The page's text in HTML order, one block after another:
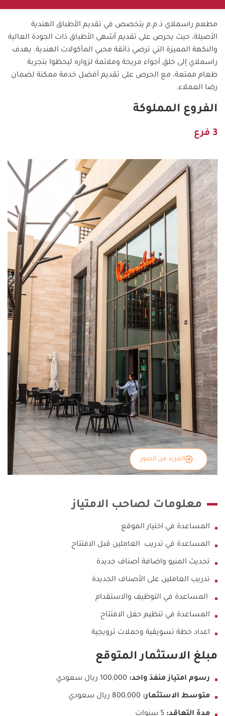
مطعم راسملاي ذ.م.م يتخصص في تقديم الأطباق الهندية
الأصيلة، حيث يحرص على تقديم أشهى الأطباق ذات الجودة العالية
والنكهة المميزة التي ترضي ذائقة محبي المأكولات الهندية. يهدف
راسملاي إلى خلق أجواء مريحة وملائمة لزواره ليحظوا بتجربة
طعام ممتعة، مع الحرص على تقديم أفضل خدمة ممكنة لضمان
رضا العملاء.
الفروع المملوكة
3 فرع
المزيد من الصور
معلومات لصاحب الامتياز
المساعدة في اختيار الموقع
المساعدة في تدريب العاملين قبل الافتتاح
تحديث المنيو واضافة أصناف جديدة
تدريب العاملين على الأصناف الجديدة
المساعدة في التوظيف والاستقدام
المساعدة في تنظيم حفل الافتتاح
اعداد خطة تسويقية وحملات ترويجية
مبلغ الاستثمار المتوقع
رسوم امتياز منفذ واحد:
متوسط الاستثمار:
مدة التعاقد: